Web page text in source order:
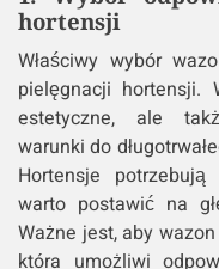
hortensji
Właściwy wybór
pielęgnacji
estetyczne, ale
warunki do
Hortensje
warto postawić na
Ważne jest, aby
która umożliwi